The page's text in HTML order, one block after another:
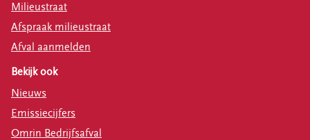
Milieustraat
Afspraak milieustraat
Afval aanmelden
Bekijk ook
Nieuws
Emissiecijfers
Omrin Bedrijfsafval